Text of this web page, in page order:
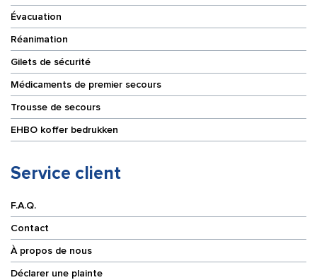
Évacuation
Réanimation
Gilets de sécurité
Médicaments de premier secours
Trousse de secours
EHBO koffer bedrukken
Service client
F.A.Q.
Contact
À propos de nous
Déclarer une plainte